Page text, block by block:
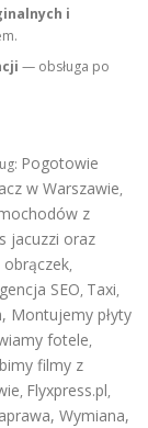
i
— obsługa po
Pogotowie
w Warszawie,
z
jacuzzi oraz
obrączek,
SEO, Taxi,
, Montujemy płyty
fotele,
filmy z
, Flyxpress.pl,
Wymiana,